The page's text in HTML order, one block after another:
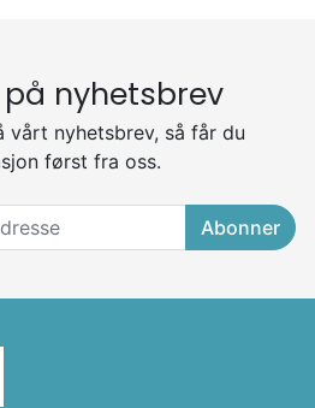
nyhetsbrev
vårt nyhetsbrev, så får du
først fra oss.
Abonner